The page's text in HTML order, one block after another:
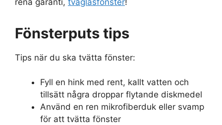
rena garanti, tvåglasfönster!
Fönsterputs tips
Tips när du ska tvätta fönster:
Fyll en hink med rent, kallt vatten och
tillsätt några droppar flytande diskmedel
Använd en ren mikrofiberduk eller svamp
för att tvätta fönster